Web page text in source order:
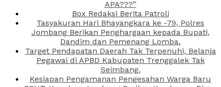
APA???”
Box Redaksi Berita Patroli
Tasyakuran Hari Bhayangkara ke -79, Polres
Jombang Berikan Penghargaan kepada Bupati,
Dandim dan Pemenang Lomba.
Target Pendapatan Daerah Tak Terpenuhi, Belanja
Pegawai di APBD Kabupaten Trenggalek Tak
Seimbang.
Kesiapan Pengamanan Pengesahan Warga Baru